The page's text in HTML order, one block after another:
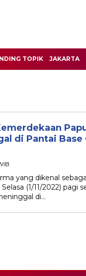
TOPIK JAKARTA
di Pantai Base
yang dikenal
(1/11/2022) pagi
di…